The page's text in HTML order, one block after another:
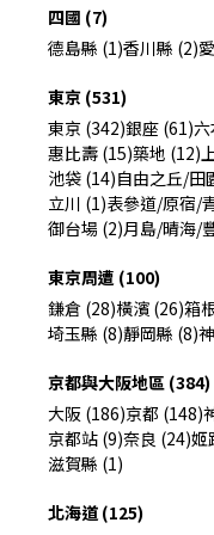
四國 (7)
德島縣 (1)香川縣 (2)
東京 (531)
東京 (342)銀座 (61)
惠比壽 (15)築地 (12)
池袋 (14)自由之丘/田
立川 (1)表參道/原宿/
御台場 (2)月島/晴海/
東京周遭 (100)
鎌倉 (28)橫濱 (26)箱
埼玉縣 (8)靜岡縣 (8)
京都與大阪地區 (384)
大阪 (186)京都 (148)
京都站 (9)奈良 (24)姬
滋賀縣 (1)
北海道 (125)